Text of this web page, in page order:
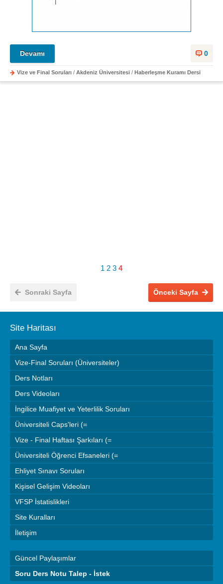
0
Devamı
Vize ve Final Soruları / Akdeniz Üniversitesi / Haberleşme Kuramı Dersi
1 2 3 4
Önceki Sayfa
Sonraki Sayfa
Site Haritası
Ana Sayfa
Vize-Final Soruları (Üniversiteler)
Ders Notları
Ders Videoları
İngilice Muafiyet ve Yeterlilik Soruları
Üniversiteli Caps'leri (=
Vize - Final Haftası Şarkıları (=
Üniversiteli Öğrenci Efsaneleri (=
Ehliyet Sınavı Soruları
Kişisel Gelişim Videoları
VFSP İstatislikleri
Site Kuralları
İletişim
Güncel Paylaşımlar
Soru Ders Notu Talep - İstek